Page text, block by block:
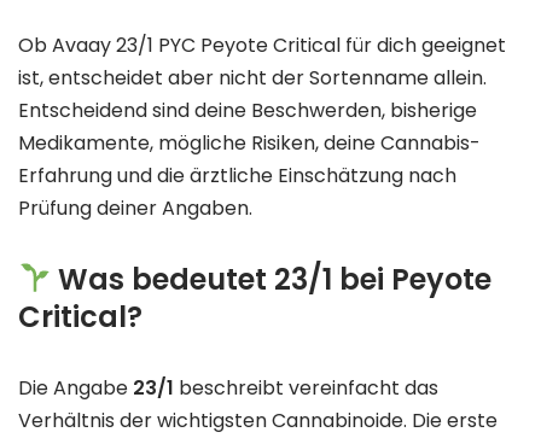
Ob Avaay 23/1 PYC Peyote Critical für dich geeignet
ist, entscheidet aber nicht der Sortenname allein.
Entscheidend sind deine Beschwerden, bisherige
Medikamente, mögliche Risiken, deine Cannabis-
Erfahrung und die ärztliche Einschätzung nach
Prüfung deiner Angaben.
Was bedeutet 23/1 bei Peyote
Critical?
Die Angabe 23/1 beschreibt vereinfacht das
Verhältnis der wichtigsten Cannabinoide. Die erste